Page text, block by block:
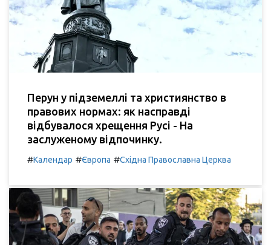
Перун у підземеллі та християнство в
правових нормах: як насправді
відбувалося хрещення Русі - На
заслуженому відпочинку.
#Календар #Європа #Східна Православна Церква